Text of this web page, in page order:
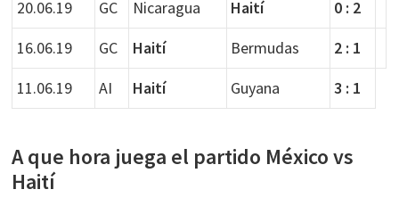
20.06.19
GC Nicaragua Haití
0 : 2
16.06.19
GC Haití Bermudas
2 : 1
11.06.19
AI Haití Guyana 3 : 1
A que hora juega el partido México vs
Haití